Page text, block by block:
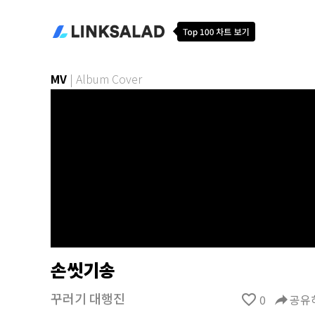
MV | Album Cover
손씻기송
꾸러기 대행진 favorite_border 0 reply공유